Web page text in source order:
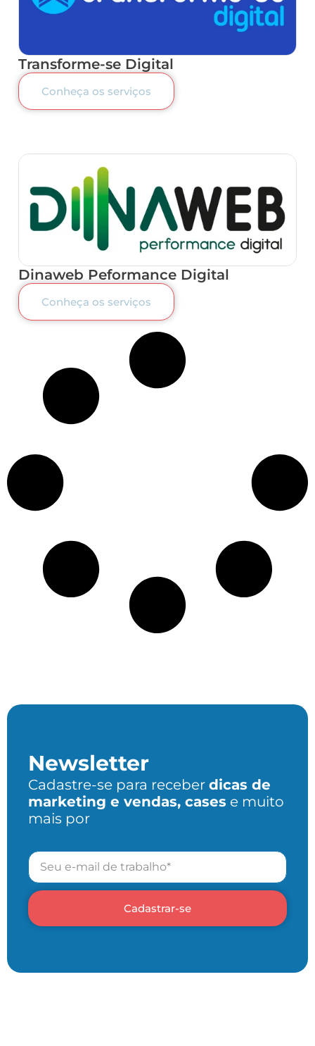
Transforme-se Digital
Conheça os serviços
Dinaweb Peformance Digital
Conheça os serviços
Newsletter
Cadastre-se para receber dicas de
marketing e vendas, cases e muito
mais por
Cadastrar-se